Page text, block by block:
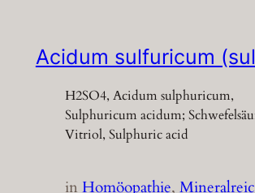
Acidum sulfuricum
H2SO4, Acidum sulphuricum,
Sulphuricum acidum;
Vitriol, Sulphuric acid
inHomöopathie,